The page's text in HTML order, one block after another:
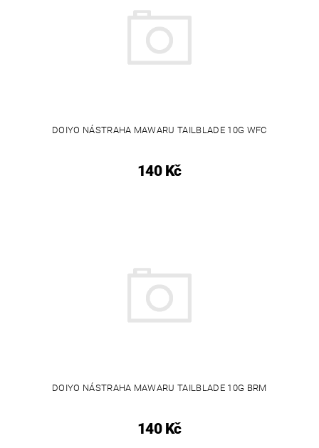
DOIYO NÁSTRAHA MAWARU TAILBLADE 10G WFC
140 Kč
DOIYO NÁSTRAHA MAWARU TAILBLADE 10G BRM
140 Kč